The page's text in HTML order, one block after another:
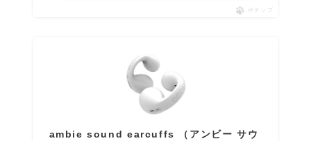
ポチップ
ambie sound earcuffs （アンビー サウ